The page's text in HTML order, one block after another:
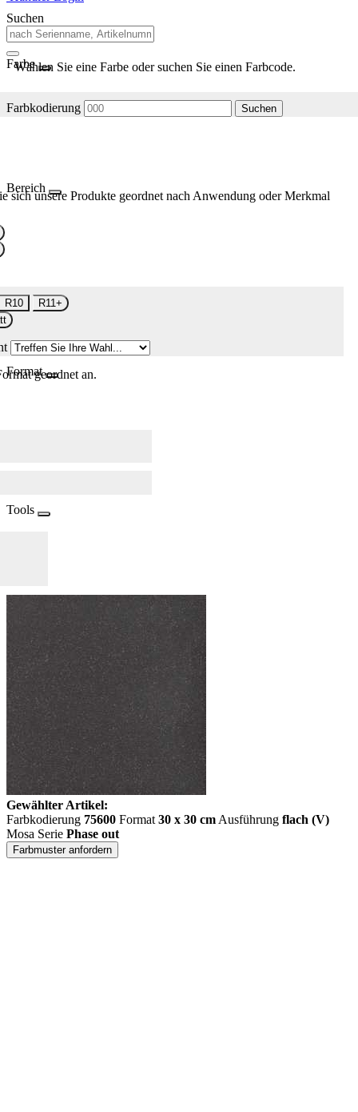
Suchen
Farbe
Wählen Sie eine Farbe oder suchen Sie einen Farbcode.
Farbkodierung Suchen
Bereich
sich unsere Produkte geordnet nach Anwendung oder Merkmal
R10
R11+
Formatgeordnet an.
Tools
Gewählter Artikel:
Farbkodierung 75600 Format 30 x 30 cm Ausführung flach (V)
Mosa Serie Phase out
Farbmuster anfordern